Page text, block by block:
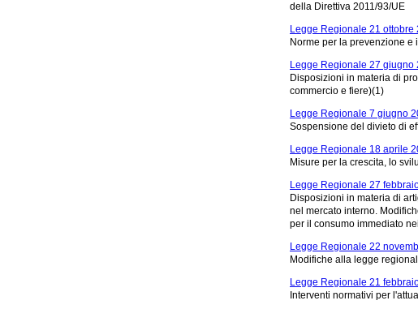
della Direttiva 2011/93/UE
Legge Regionale 21 ottobre
Norme per la prevenzione
Legge Regionale 27 giugno
Disposizioni in materia di
commercio e fiere)(1)
Legge Regionale 7 giugno
Sospensione del divieto di
Legge Regionale 18 aprile
Misure per la crescita, lo
Legge Regionale 27
Disposizioni in materia di
nel mercato interno.
per il consumo immediato
Legge Regionale 22
Modifiche alla legge
Legge Regionale 21
Interventi normativi per